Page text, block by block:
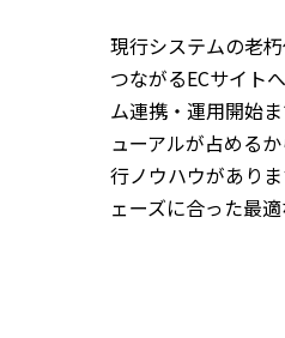
現行システムの老
つながるECサイト
ム連携・運用開始
ューアルが占める
行ノウハウがあり
ェーズに合った最